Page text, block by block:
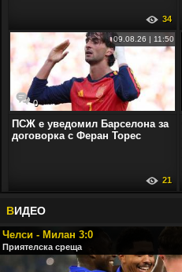
34
0
09.08.26 | 11:50
ПСЖ е уведомил Барселона за
договорка с Феран Торес
21
ВИДЕО
Челси - Милан 3:0
Приятелска среща